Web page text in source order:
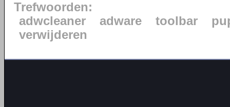
Trefwoorden:
adwcleaner
adware toolbar
verwijderen